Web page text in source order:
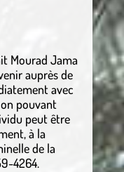
Mourad Jama
auprès de
avec
pouvant
peut être
à la
de la
4264.